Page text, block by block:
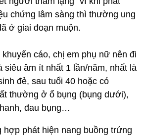
chứng lâm sàng thì thường ung
ở giai đoạn muộn.
cáo, chị em phụ nữ nên đi
siêu âm ít nhất 1 lần/năm, nhất là
đẻ, sau tuổi 40 hoặc có
thường ở ổ bụng (bụng dưới),
đau bụng…
phát hiện nang buồng trứng